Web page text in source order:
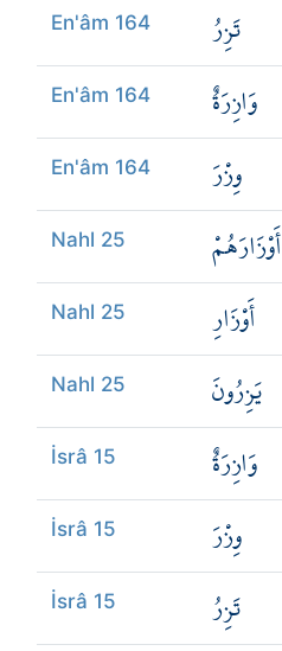
En'âm 164 تَزِرُ
En'âm 164 وَازِرَةٌ
En'âm 164 وِزْرَ
Nahl 25 أَوْزَارَهُمْ
Nahl 25 أَوْزَارِ
Nahl 25 يَزِرُونَ
İsrâ 15 وَازِرَةٌ
İsrâ 15 وِزْرَ
İsrâ 15 تَزِرُ